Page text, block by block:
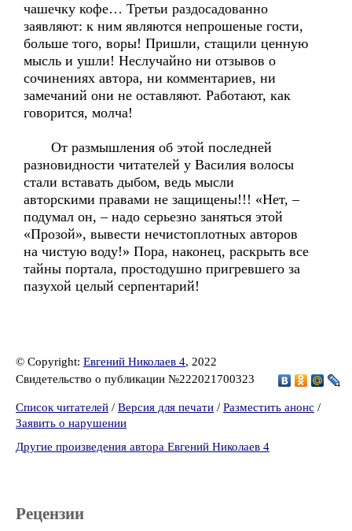
чашечку кофе… Третьи раздосадованно
заявляют: к ним являются непрошеные гости,
больше того, воры! Пришли, стащили ценную
мысль и ушли! Неслучайно ни отзывов о
сочинениях автора, ни комментариев, ни
замечаний они не оставляют. Работают, как
говорится, молча!
От размышления об этой последней
разновидности читателей у Василия волосы
стали вставать дыбом, ведь мысли
авторскими правами не защищены!!! «Нет, –
подумал он, – надо серьезно заняться этой
«Прозой», вывести нечистоплотных авторов
на чистую воду!» Пора, наконец, раскрыть все
тайны портала, простодушно пригревшего за
пазухой целый серпентарий!
© Copyright: Евгений Николаев 4, 2022
Свидетельство о публикации №222021700323
Список читателей / Версия для печати / Разместить анонс /
Заявить о нарушении
Другие произведения автора Евгений Николаев 4
Рецензии